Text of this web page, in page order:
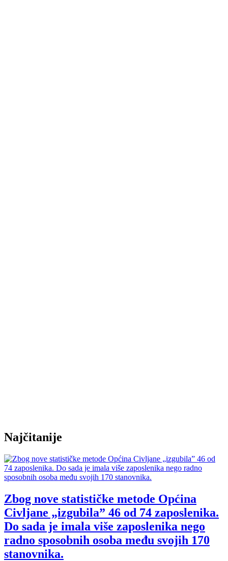
Najčitanije
Zbog nove statističke metode Općina
Civljane „izgubila” 46 od 74 zaposlenika.
Do sada je imala više zaposlenika nego
radno sposobnih osoba među svojih 170
stanovnika.